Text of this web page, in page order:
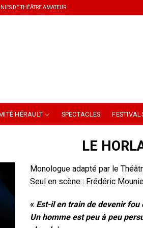
DE THÉÂTRE AMATEUR
HÉRAULT SPECTACLES
LE
Monologue adapté par le
Seul en scène : Frédéric
« Est-il en train de devenir fou
Un homme est peu à peu